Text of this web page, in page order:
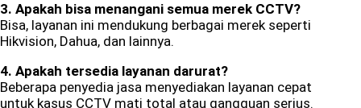
3. Apakah bisa menangani semua merek CCTV?
Bisa, layanan ini mendukung berbagai merek seperti
Hikvision, Dahua, dan lainnya.
4. Apakah tersedia layanan darurat?
Beberapa penyedia jasa menyediakan layanan cepat
untuk kasus CCTV mati total atau gangguan serius.